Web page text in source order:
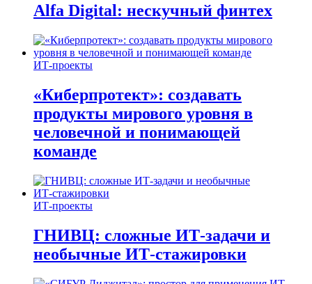
Alfa Digital: нескучный финтех
ИТ-проекты
«Киберпротект»: создавать
продукты мирового уровня в
человечной и понимающей
команде
ИТ-проекты
ГНИВЦ: сложные ИТ‑задачи и
необычные ИТ‑стажировки